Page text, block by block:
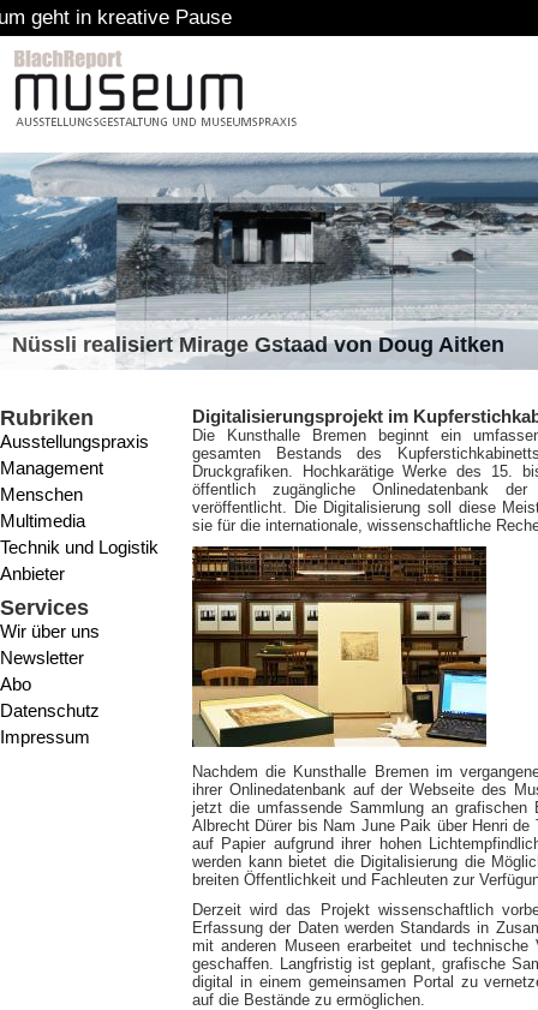
Nüssli realisiert Mirage Gstaad von Doug Aitken
Rubriken
Ausstellungspraxis
Management
Menschen
Multimedia
Technik und Logistik
Anbieter
Services
Wir über uns
Newsletter
Abo
Datenschutz
Impressum
Digitalisierungsprojekt im
Die Kunsthalle Bremen beginnt ein
gesamten Bestands des
Druckgrafiken. Hochkarätige Werke des 15.
öffentlich zugängliche Onlinedatenbank
veröffentlicht. Die Digitalisierung soll diese
sie für die internationale, wissenschaftliche
Nachdem die Kunsthalle Bremen im
ihrer Onlinedatenbank auf der Webseite des
jetzt die umfassende Sammlung an
Albrecht Dürer bis Nam June Paik über Henri
auf Papier aufgrund ihrer hohen
werden kann bietet die Digitalisierung die
breiten Öffentlichkeit und Fachleuten zur
Derzeit wird das Projekt wissenschaftlich
Erfassung der Daten werden Standards in
mit anderen Museen erarbeitet und technische
geschaffen. Langfristig ist geplant, grafische
digital in einem gemeinsamen Portal zu
auf die Bestände zu ermöglichen.